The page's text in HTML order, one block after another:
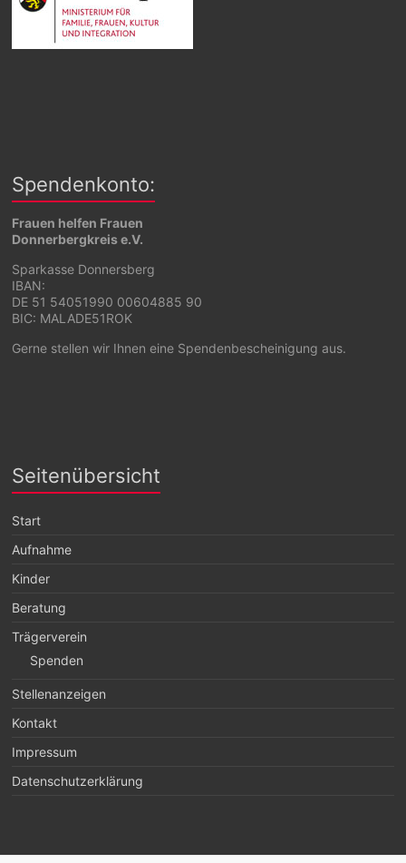
Spendenkonto:
Frauen helfen Frauen
Donnerbergkreis e.V.
Sparkasse Donnersberg
IBAN:
DE 51 54051990 00604885 90
BIC: MALADE51ROK
Gerne stellen wir Ihnen eine Spendenbescheinigung aus.
Seitenübersicht
Start
Aufnahme
Kinder
Beratung
Trägerverein
Spenden
Stellenanzeigen
Kontakt
Impressum
Datenschutzerklärung